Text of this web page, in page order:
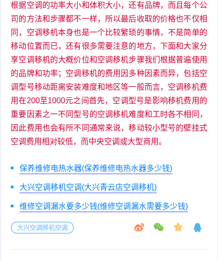
根据空调的功率大小和体积大小，还有品牌，而且每个公
司的方法和步骤都不一样，所以最后收取的价格也不仅相
同，空调移机本身也是一个比较繁琐的事情，不是简单的
移动位置而已，还有很多需要注意的地方，下面和大家分
享空调移机的大概价位和空调移机步骤我们根据普遍使用
的品牌和功率；空调移机的费用因多种因素而异，包括空
调型号移动距离安装难度和地区等一般而言，空调移机费
用在200至1000元之间首先，空调型号是影响移机费用的
重要因素之一不同型号的空调移机难度和工时各不相同，
因此费用也会有所不同通常来说，移动较小型号的壁挂式
空调费用相对较低，而中央空调或大型商用。
保养维修电热水器(保养维修电热水器多少钱)
大兴空调移机空调(大兴青云店空调移机)
维修空调漏水要多少钱(维修空调漏水需要多少钱)
大兴空调移机空调